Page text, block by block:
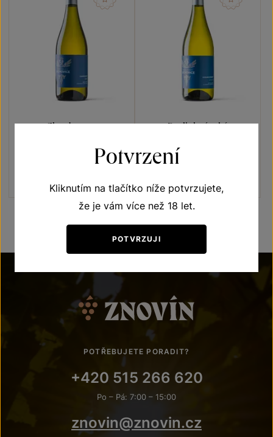
Chardonnay
výběr z hroznů 2021
220 Kč
Ryzlink rýnský
pozdní sběr 2021
220 Kč
POTŘEBUJETE PORADIT?
+420 515 266 620
Po – Pá: 7:00 – 15:00
znovin@znovin.cz
Potvrzení
Kliknutím na tlačítko níže potvrzujete,
že je vám více než 18 let.
POTVRZUJI